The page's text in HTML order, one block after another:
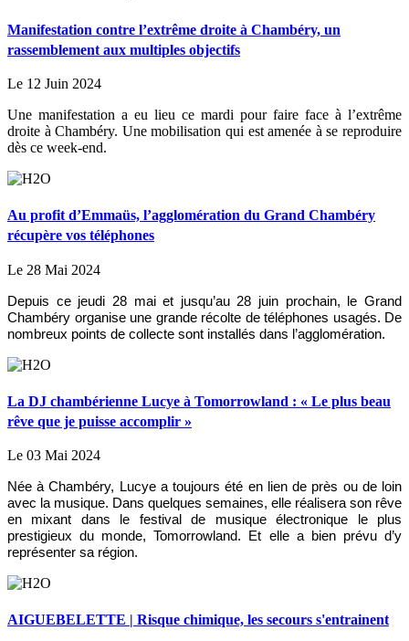
Manifestation contre l’extrême droite à Chambéry, un
rassemblement aux multiples objectifs
Le 12 Juin 2024
Une manifestation a eu lieu ce mardi pour faire face à l’extrême
droite à Chambéry. Une mobilisation qui est amenée à se reproduire
dès ce week-end.
Au profit d’Emmaüs, l’agglomération du Grand Chambéry
récupère vos téléphones
Le 28 Mai 2024
Depuis ce jeudi 28 mai et jusqu’au 28 juin prochain, le Grand
Chambéry organise une grande récolte de téléphones usagés. De
nombreux points de collecte sont installés dans l’agglomération.
La DJ chambérienne Lucye à Tomorrowland : « Le plus beau
rêve que je puisse accomplir »
Le 03 Mai 2024
Née à Chambéry, Lucye a toujours été en lien de près ou de loin
avec la musique. Dans quelques semaines, elle réalisera son rêve
en mixant dans le festival de musique électronique le plus
prestigieux du monde, Tomorrowland. Et elle a bien prévu d’y
représenter sa région.
AIGUEBELETTE | Risque chimique, les secours s'entrainent